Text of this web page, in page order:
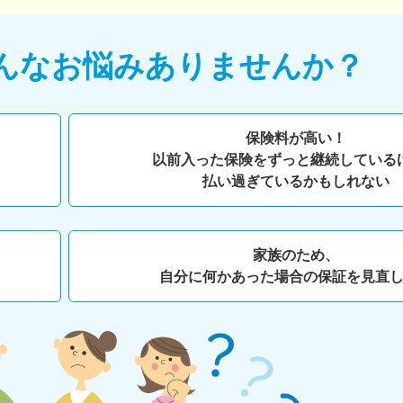
なお悩みありませんか？
保険料が高い！
以前入った保険をずっと継続している
払い過ぎているかもしれない
家族のため、
自分に何かあった場合の保証を見直